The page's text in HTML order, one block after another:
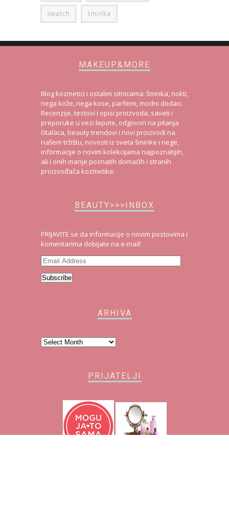
swatch šminka
MAKEUP&MORE
Blog kozmetici i ostalim sitnicama: šminka, nokti,
nega kože, nega kose, parfemi, modni dodaci.
Recenzije, testovi i opisi proizvoda, saveti i
preporuke u vezi lepote, odgovori na pitanja
čitalaca, beauty trendovi i novi proizvodi na
našem tržištu, novosti iz sveta šminke i nege,
informacije o novim kolekcijama najpoznatijih,
ali i onih manje poznatih domaćih i stranih
proizvođača kozmetike.
BEAUTY>>>INBOX
PRIJAVITE se da informacije o novim postovima i
komentarima dobijate na e-mail!
Email
Address
Subscribe
ARHIVA
Arhiva
PRIJATELJI